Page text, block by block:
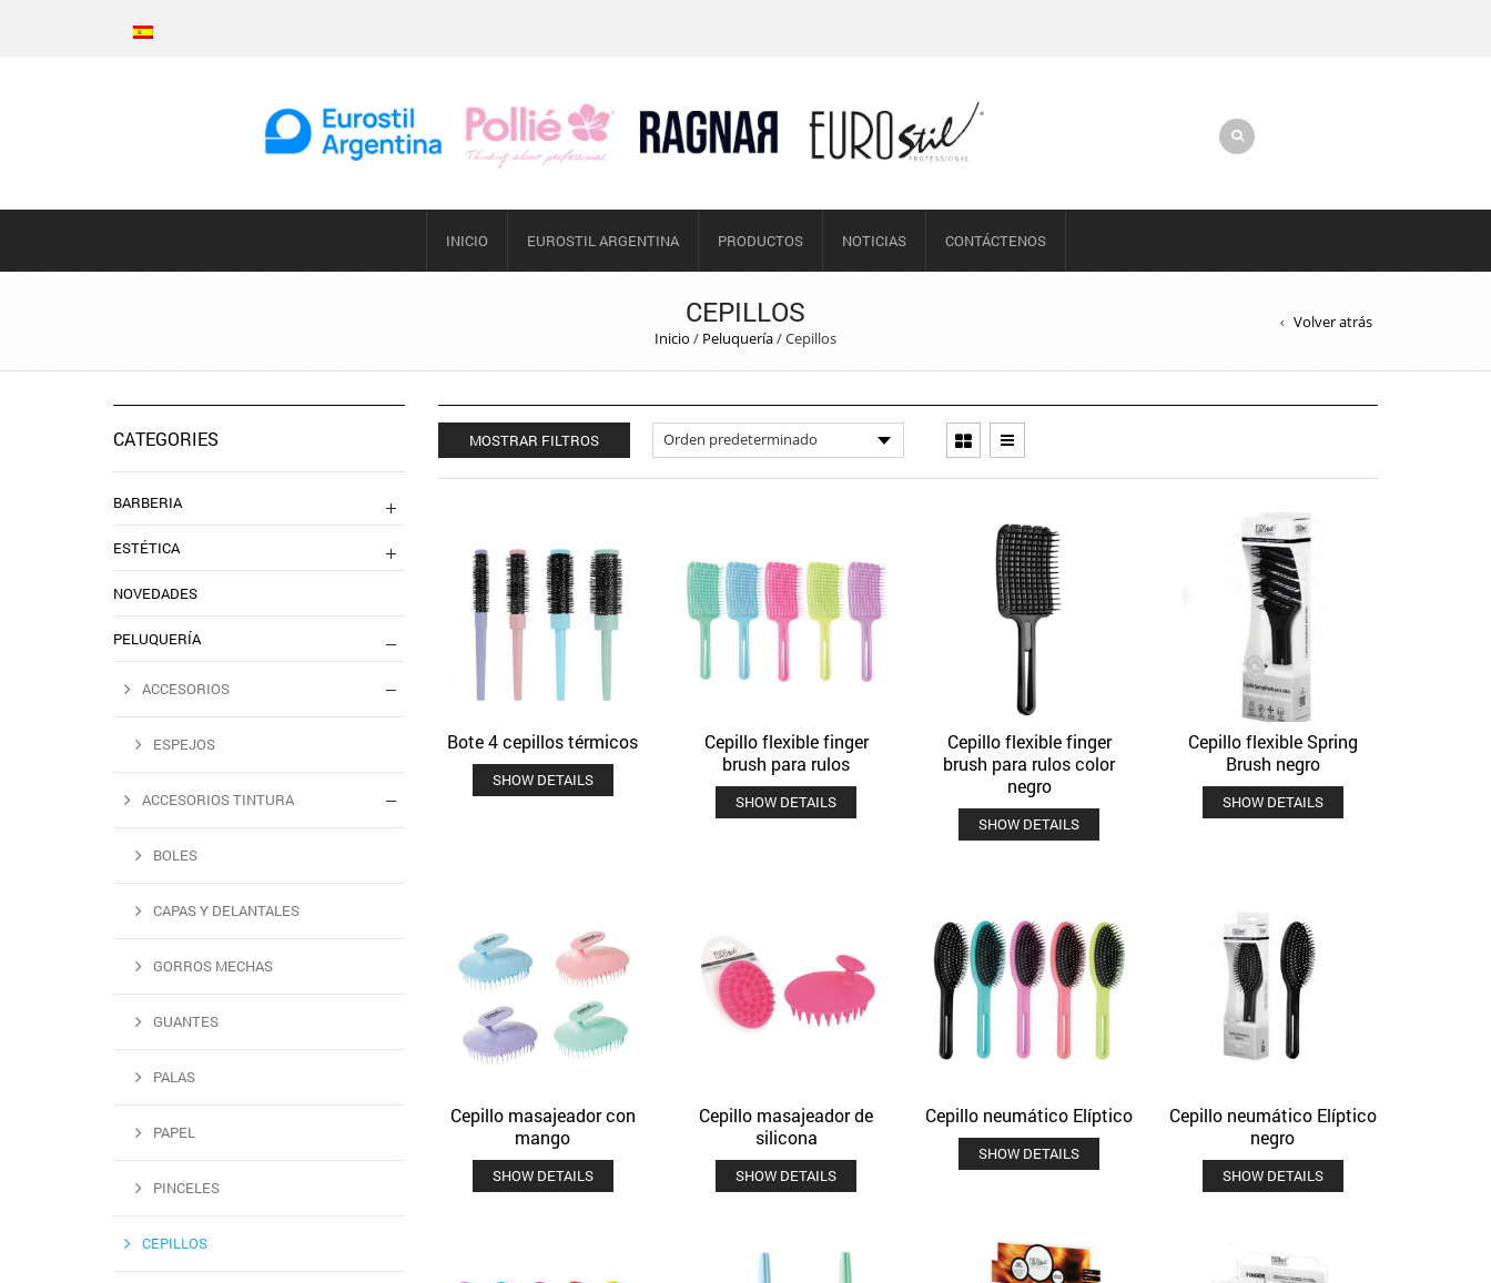
INICIO EUROSTIL ARGENTINA PRODUCTOS NOTICIAS CONTÁCTENOS
CEPILLOS
Inicio / Peluquería/Cepillos
Volver atrás
MOSTRAR FILTROS
Añadir a la lista de deseos Quick View
Bote 4 cepillos térmicos
SHOW DETAILS
Añadir a la lista de deseos Quick View
Cepillo flexible finger
brush para rulos
SHOW DETAILS
Añadir a la lista de deseos Quick View
Cepillo flexible finger
brush para rulos color
negro
SHOW DETAILS
Añadir a la lista de deseos Quick View
Cepillo flexible Spring
Brush negro
SHOW DETAILS
Añadir a la lista de deseos Quick View
Cepillo masajeador con
mango
SHOW DETAILS
Añadir a la lista de deseos Quick View
Cepillo masajeador de
silicona
SHOW DETAILS
Añadir a la lista de deseos Quick View
Cepillo neumático Elíptico
SHOW DETAILS
Añadir a la lista de deseos Quick View
Cepillo neumático Elíptico
negro
SHOW DETAILS
CATEGORIES
BARBERIA
ESTÉTICA
NOVEDADES
PELUQUERÍA
ACCESORIOS
ESPEJOS
ACCESORIOS TINTURA
BOLES
CAPAS Y DELANTALES
GORROS MECHAS
GUANTES
PALAS
PAPEL
PINCELES
CEPILLOS